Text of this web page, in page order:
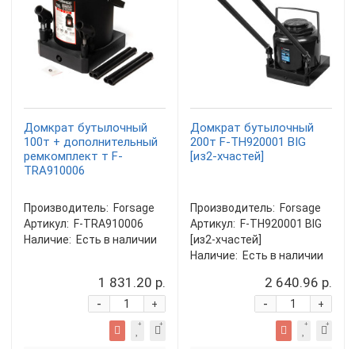
Домкрат бутылочный
100т + дополнительный
ремкомплект т F-
TRA910006
Производитель: Forsage
Артикул: F-TRA910006
Наличие: Есть в наличии
1 831.20 р.
+
-
Домкрат бутылочный
200т F-TH920001 BIG
[из2-хчастей]
Производитель: Forsage
Артикул: F-TH920001 BIG
[из2-хчастей]
Наличие: Есть в наличии
2 640.96 р.
+
-